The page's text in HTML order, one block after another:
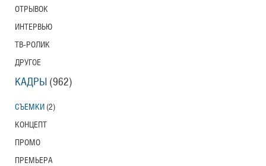
ОТРЫВОК
ИНТЕРВЬЮ
ТВ-РОЛИК
ДРУГОЕ
КАДРЫ (962)
СЪЕМКИ (2)
КОНЦЕПТ
ПРОМО
ПРЕМЬЕРА